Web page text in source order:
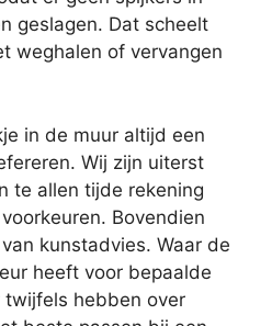
geslagen. Dat scheelt
weghalen of vervangen
in de muur altijd een
Wij zijn uiterst
te allen tijde rekening
Bovendien
kunstadvies. Waar de
heeft voor bepaalde
hebben over